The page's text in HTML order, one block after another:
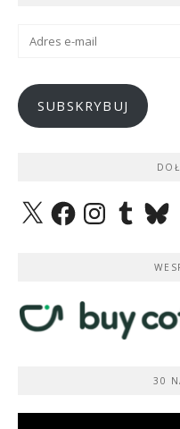
Adres
SUBSKRYBUJ
X FacebookInstagramTumblrBluesky
30